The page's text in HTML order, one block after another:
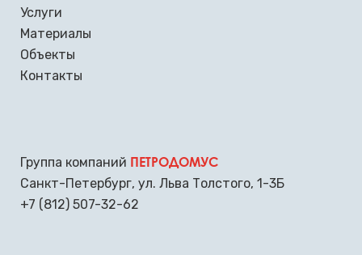
Услуги
Материалы
Объекты
Контакты
Группа компаний ПЕТРОДОМУС
Санкт-Петербург, ул. Льва Толстого, 1-3Б
+7 (812) 507-32-62